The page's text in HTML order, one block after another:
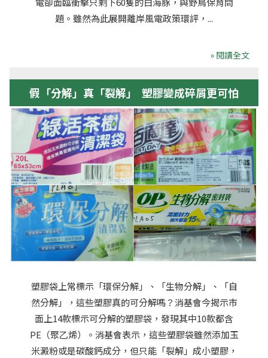
題。雖然為此展開離岸風電政策環評，...
» 閱讀全文
假「分解」真「裂解」 塑膠變成碎屑更可怕
塑膠袋上常標示「環保分解」、「生物分解」、「自
然分解」，這些塑膠真的可分解嗎？消基會今揭示市
面上14款標示可分解的塑膠袋，發現其中10款都含
PE（聚乙烯）。消基會表示，這些塑膠袋雖然添加玉
米澱粉或是碳酸鈣成分，但只能「裂解」成小塑膠，